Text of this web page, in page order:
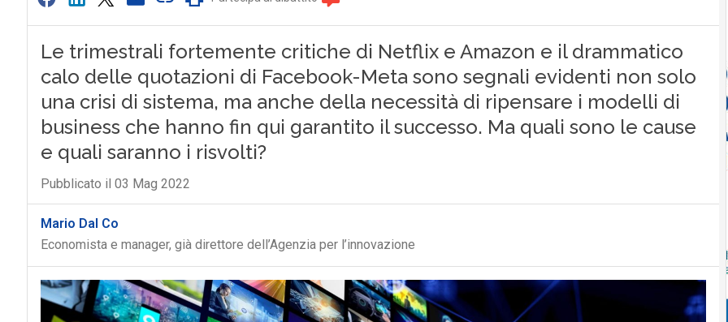
Le trimestrali fortemente critiche di Netflix e Amazon e il drammatico
calo delle quotazioni di Facebook-Meta sono segnali evidenti non solo
una crisi di sistema, ma anche della necessità di ripensare i modelli di
business che hanno fin qui garantito il successo. Ma quali sono le cause
e quali saranno i risvolti?
Pubblicato il 03 Mag 2022
Mario Dal Co
Economista e manager, già direttore dell’Agenzia per l’innovazione